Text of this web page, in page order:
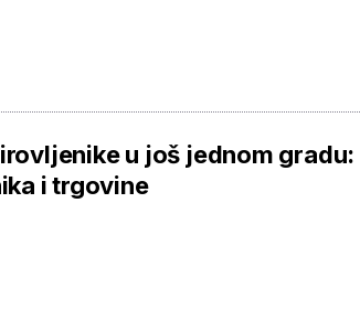
u još jednom gradu:
i trgovine